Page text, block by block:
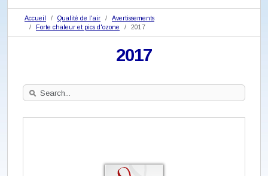
Accueil Qualité de l'air
Avertissements
Forte chaleur et pics d'ozone
2017
2017
Search
Site